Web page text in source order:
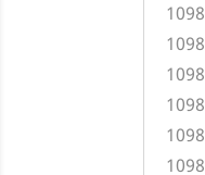
1098
1098
1098
1098
1098
1098